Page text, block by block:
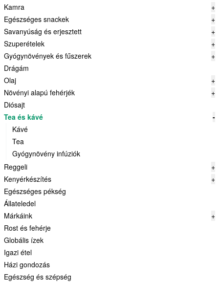
Kamra
+
Egészséges snackek
+
Savanyúság és erjesztett
+
Szuperételek
+
Gyógynövények és fűszerek
+
Drágám
Olaj
+
Növényi alapú fehérjék
+
Diósajt
Tea és kávé
-
Kávé
Tea
Gyógynövény infúziók
Reggeli
+
Kenyérkészítés
+
Egészséges pékség
Állateledel
Márkáink
+
Rost és fehérje
Globális ízek
Igazi étel
Házi gondozás
Egészség és szépség